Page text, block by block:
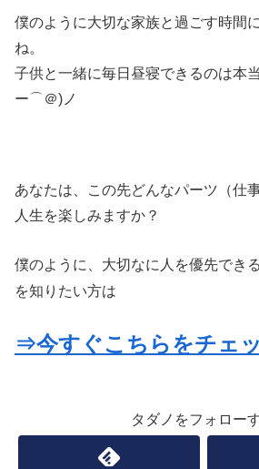
僕のように大切な家族と過ごす時間
ね。
子供と一緒に毎日昼寝できるのは本
ー⌒＠)ノ
あなたは、この先どんなパーツ（仕
人生を楽しみますか？
僕のように、大切なに人を優先できる
を知りたい方は
⇒今すぐこちらをチェ
タダノをフォロー